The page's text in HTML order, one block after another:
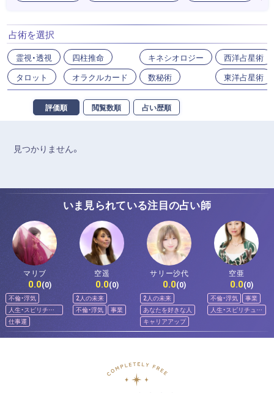
占術を選択
霊視・透視
タロット
四柱推命
オラクルカード
キネシオロジー
数秘術
西洋占星術
東洋占星術
評価順 閲覧数順 占い歴順
見つかりません。
いま見られている注目の占い師
マリブ
0.0(0)
不倫・浮気
人生・スピリチュ
アル
仕事運
空遥
0.0(0)
2人の未来
不倫・浮気
事業
サリー沙代
0.0(0)
2人の未来
あなたを好きな人
キャリアアップ
空亜
0.0(0)
不倫・浮気
事業
人生・スピリチュア
ル